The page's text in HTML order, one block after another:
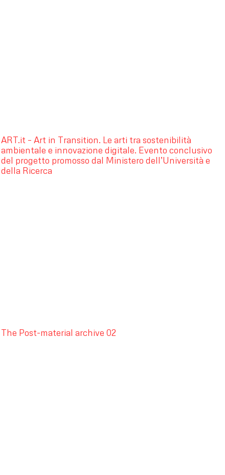
ART.it – Art in Transition. Le arti tra sostenibilità
ambientale e innovazione digitale. Evento conclusivo
del progetto promosso dal Ministero dell’Università e
della Ricerca
The Post-material archive 02